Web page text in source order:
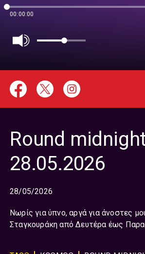
00:00:00
Round
28.05.2026
28/05/2026
Νωρίς για ύπνο, αργά για άνοστες
Σταγκουράκη από Δευτέρα έως